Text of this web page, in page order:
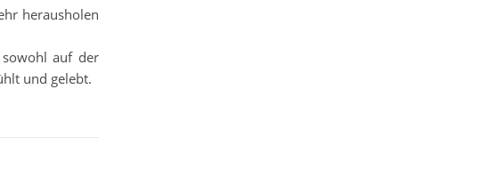
herausholen
auf der
und gelebt.